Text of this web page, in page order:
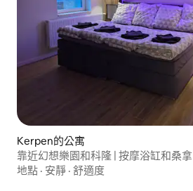
Kerpen的公寓
靠近幻想樂園和科隆 | 按摩浴缸和桑拿
地點 · 安靜 · 舒適度